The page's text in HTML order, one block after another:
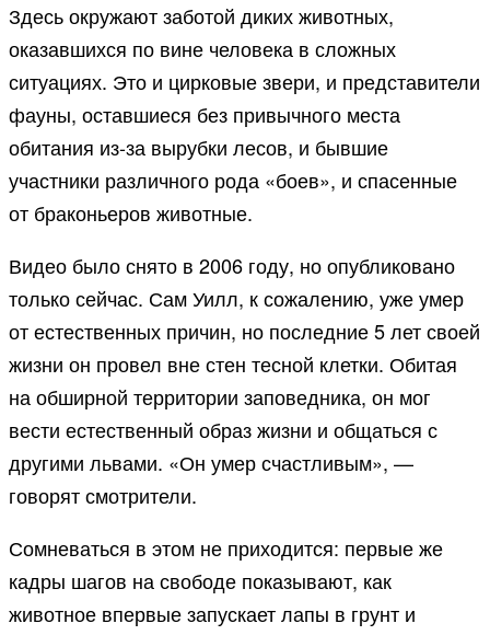
Здесь окружают заботой диких животных,
оказавшихся по вине человека в сложных
ситуациях. Это и цирковые звери, и представители
фауны, оставшиеся без привычного места
обитания из-за вырубки лесов, и бывшие
участники различного рода «боев», и спасенные
от браконьеров животные.
Видео было снято в 2006 году, но опубликовано
только сейчас. Сам Уилл, к сожалению, уже умер
от естественных причин, но последние 5 лет своей
жизни он провел вне стен тесной клетки. Обитая
на обширной территории заповедника, он мог
вести естественный образ жизни и общаться с
другими львами. «Он умер счастливым», —
говорят смотрители.
Сомневаться в этом не приходится: первые же
кадры шагов на свободе показывают, как
животное впервые запускает лапы в грунт и